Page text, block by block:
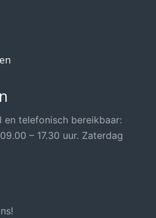
/ Petten
en telefonisch bereikbaar:
– 17.30 uur. Zaterdag